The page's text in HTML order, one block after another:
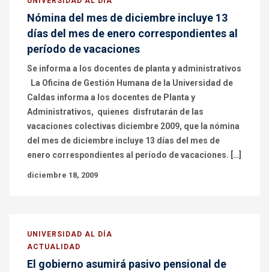
Nómina del mes de diciembre incluye 13
días del mes de enero correspondientes al
período de vacaciones
Se informa a los docentes de planta y administrativos
La Oficina de Gestión Humana de la Universidad de
Caldas informa a los docentes de Planta y
Administrativos, quienes disfrutarán de las
vacaciones colectivas diciembre 2009, que la nómina
del mes de diciembre incluye 13 días del mes de
enero correspondientes al período de vacaciones. […]
diciembre 18, 2009
UNIVERSIDAD AL DÍA
ACTUALIDAD
El gobierno asumirá pasivo pensional de